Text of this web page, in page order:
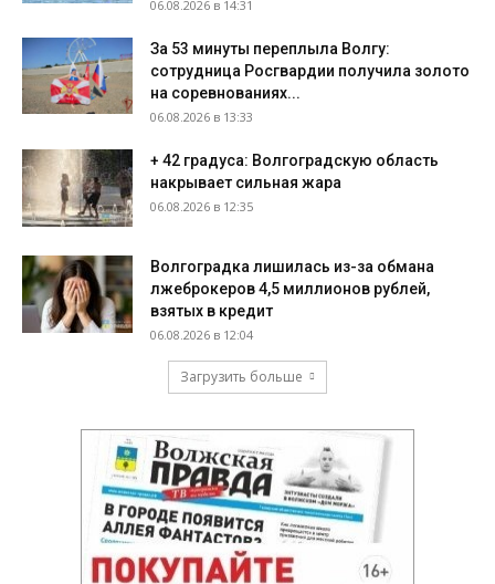
06.08.2026 в 14:31
За 53 минуты переплыла Волгу:
сотрудница Росгвардии получила золото
на соревнованиях...
06.08.2026 в 13:33
+ 42 градуса: Волгоградскую область
накрывает сильная жара
06.08.2026 в 12:35
Волгоградка лишилась из-за обмана
лжеброкеров 4,5 миллионов рублей,
взятых в кредит
06.08.2026 в 12:04
Загрузить больше